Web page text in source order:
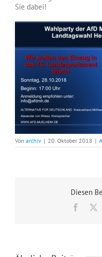
Sie dabei!
Von archiv | 20. Oktober 2018 |
Diesen